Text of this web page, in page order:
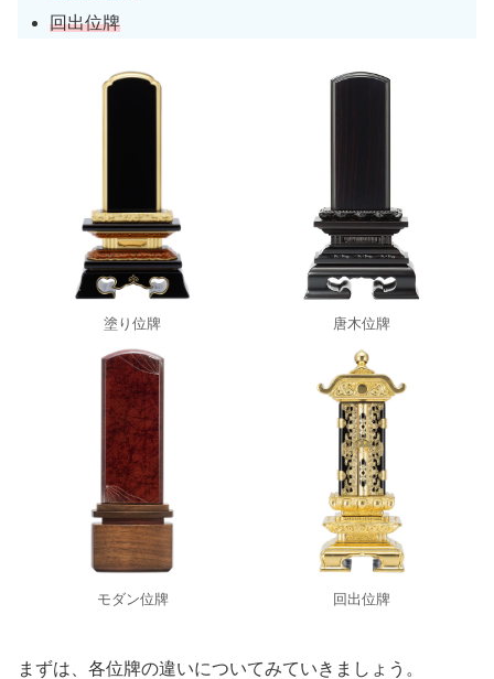
回出位牌
塗り位牌 唐木位牌
モダン位牌 回出位牌
まずは、各位牌の違いについてみていきましょう。